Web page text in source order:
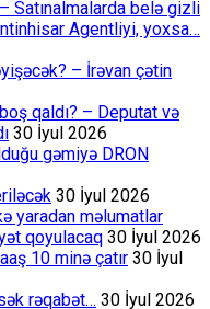
Satınalmalarda belə gizli
Agentliyi, yoxsa…
– İrəvan çətin
qaldı? – Deputat və
30 İyul 2026
gəmiyə DRON
30 İyul 2026
yaradan məlumatlar
qoyulacaq 30 İyul 2026
10 minə çatır 30 İyul
rəqabət… 30 İyul 2026